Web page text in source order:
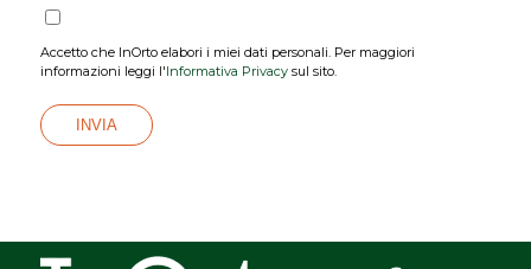
Accetto che InOrto elabori i miei dati personali. Per maggiori
informazioni leggi l'Informativa Privacysul sito.